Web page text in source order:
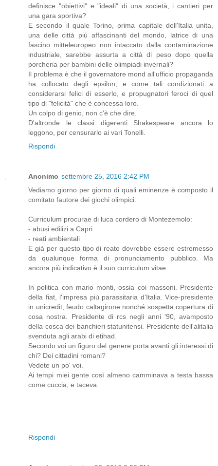
definisce "obiettivi" e "ideali" di una società, i cantieri per
una gara sportiva?
E secondo il quale Torino, prima capitale dell'Italia unita,
una delle città più affascinanti del mondo, latrice di una
fascino mitteleuropeo non intaccato dalla contaminazione
industriale, sarebbe assurta a città di peso dopo quella
porcheria per bambini delle olimpiadi invernali?
Il problema è che il governatore mond all'ufficio propaganda
ha collocato degli epsilon, e come tali condizionati a
considerarsi felici di esserlo, e propugnatori feroci di quel
tipo di "felicità" che è concessa loro.
Un colpo di genio, non c'è che dire.
D'altronde le classi digerenti Shakespeare ancora lo
leggono, per censurarlo ai vari Tonelli.
Rispondi
Anonimo settembre 25, 2016 2:42 PM
Vediamo giorno per giorno di quali eminenze è composto il
comitato fautore dei giochi olimpici:
Curriculum procurae di luca cordero di Montezemolo:
- abusi edilizi a Capri
- reati ambientali
E già per questo tipo di reato dovrebbe essere estromesso
da qualunque forma di pronunciamento pubblico. Ma
ancora più indicativo è il suo curriculum vitae.
In politica con mario monti, ossia coi massoni. Presidente
della fiat, l'impresa più parassitaria d'Italia. Vice-presidente
in unicredit, feudo caltagirone nonché sospetta copertura di
cosa nostra. Presidente di rcs negli anni '90, avamposto
della cosca dei banchieri statunitensi. Presidente dell'alitalia
svenduta agli arabi di etihad.
Secondo voi un figuro del genere porta avanti gli interessi di
chi? Dei cittadini romani?
Vedete un po' voi.
Ai tempi miei gente così almeno camminava a testa bassa
come cuccia, e taceva.
Rispondi